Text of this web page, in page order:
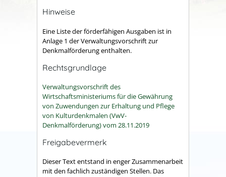
Hinweise
Eine Liste der förderfähigen Ausgaben ist in
Anlage 1 der Verwaltungsvorschrift zur
Denkmalförderung enthalten.
Rechtsgrundlage
Verwaltungsvorschrift des
Wirtschaftsministeriums für die Gewährung
von Zuwendungen zur Erhaltung und Pflege
von Kulturdenkmalen (VwV-
Denkmalförderung) vom 28.11.2019
Freigabevermerk
Dieser Text entstand in enger Zusammenarbeit
mit den fachlich zuständigen Stellen. Das